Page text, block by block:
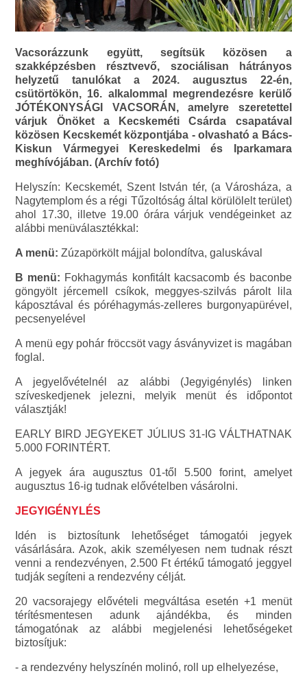
Vacsorázzunk együtt, segítsük közösen a
szakképzésben résztvevő, szociálisan hátrányos
helyzetű tanulókat a 2024. augusztus 22-én,
csütörtökön, 16. alkalommal megrendezésre kerülő
JÓTÉKONYSÁGI VACSORÁN, amelyre szeretettel
várjuk Önöket a Kecskeméti Csárda csapatával
közösen Kecskemét központjába - olvasható a Bács-
Kiskun Vármegyei Kereskedelmi és Iparkamara
meghívójában. (Archív fotó)
Helyszín: Kecskemét, Szent István tér, (a Városháza, a
Nagytemplom és a régi Tűzoltóság által körülölelt terület)
ahol 17.30, illetve 19.00 órára várjuk vendégeinket az
alábbi menüválasztékkal:
A menü: Zúzapörkölt májjal bolondítva, galuskával
B menü: Fokhagymás konfitált kacsacomb és baconbe
göngyölt jércemell csíkok, meggyes-szilvás párolt lila
káposztával és póréhagymás-zelleres burgonyapürével,
pecsenyelével
A menü egy pohár fröccsöt vagy ásványvizet is magában
foglal.
A jegyelővételnél az alábbi (Jegyigénylés) linken
szíveskedjenek jelezni, melyik menüt és időpontot
választják!
EARLY BIRD JEGYEKET JÚLIUS 31-IG VÁLTHATNAK
5.000 FORINTÉRT.
A jegyek ára augusztus 01-től 5.500 forint, amelyet
augusztus 16-ig tudnak elővételben vásárolni.
JEGYIGÉNYLÉS
Idén is biztosítunk lehetőséget támogatói jegyek
vásárlására. Azok, akik személyesen nem tudnak részt
venni a rendezvényen, 2.500 Ft értékű támogató jeggyel
tudják segíteni a rendezvény célját.
20 vacsorajegy elővételi megváltása esetén +1 menüt
térítésmentesen adunk ajándékba, és minden
támogatónak az alábbi megjelenési lehetőségeket
biztosítjuk:
- a rendezvény helyszínén molinó, roll up elhelyezése,